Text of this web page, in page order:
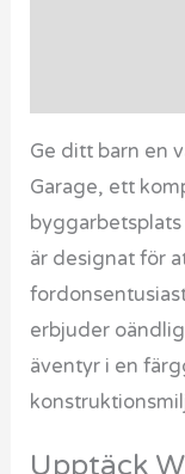
Ge ditt barn en
Garage, ett
är designat för
erbjuder
äventyr i en
Upptäck